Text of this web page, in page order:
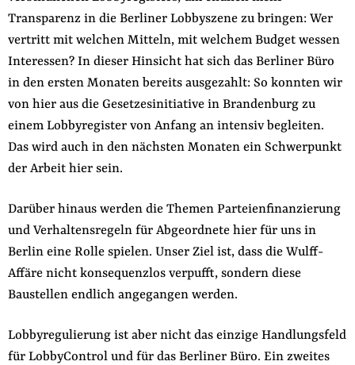
Transparenz in die Berliner Lobbyszene zu bringen: Wer
vertritt mit welchen Mitteln, mit welchem Budget wessen
Interessen? In dieser Hinsicht hat sich das Berliner Büro
in den ersten Monaten bereits ausgezahlt: So konnten wir
von hier aus die Gesetzesinitiative in Brandenburg zu
einem Lobbyregister von Anfang an intensiv begleiten.
Das wird auch in den nächsten Monaten ein Schwerpunkt
der Arbeit hier sein.
Darüber hinaus werden die Themen Parteienfinanzierung
und Verhaltensregeln für Abgeordnete hier für uns in
Berlin eine Rolle spielen. Unser Ziel ist, dass die Wulff-
Affäre nicht konsequenzlos verpufft, sondern diese
Baustellen endlich angegangen werden.
Lobbyregulierung ist aber nicht das einzige Handlungsfeld
für LobbyControl und für das Berliner Büro. Ein zweites